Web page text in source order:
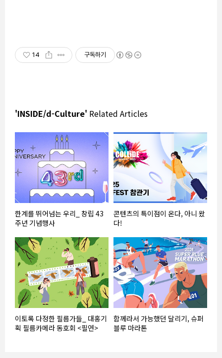
14 구독하기
'INSIDE/d-Culture' Related Articles
한계를 뛰어넘는 우리_ 창립 43
주년 기념행사
콘텐츠의 특이점이 온다, 아니 왔
다!
이토록 다정한 필름가들_ 대홍기
획 필름카메라 동호회 <필연>
함께라서 가능했던 달리기, 슈퍼
블루 마라톤